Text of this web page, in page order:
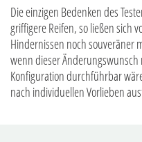
Die einzigen Bedenken des
griffigere Reifen, so ließen sich
Hindernissen noch souveräner
wenn dieser
Konfiguration durchführbar
nach individuellen Vorlieben